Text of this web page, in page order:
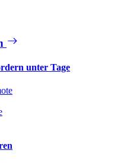
unter Tage